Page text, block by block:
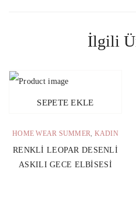
İlgili
SEPETE EKLE
HOME WEAR SUMMER, KADIN
RENKLI LEOPAR DESENLI
ASKILI GECE ELBISESI